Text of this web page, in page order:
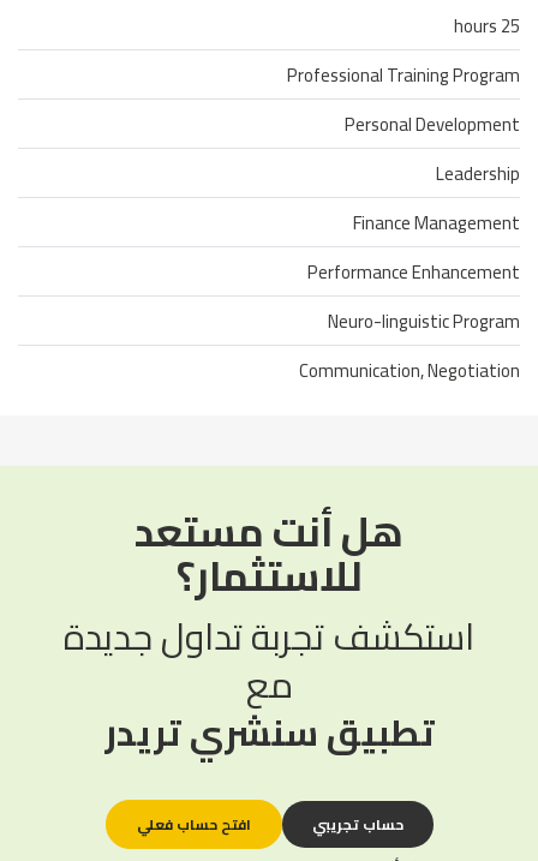
25 hours
Professional Training Program
Personal Development
Leadership
Finance Management
Performance Enhancement
Neuro-linguistic Program
Communication, Negotiation
هل أنت مستعد
للاستثمار؟
استكشف تجربة تداول جديدة
مع
تطبيق سنشري تريدر
حساب تجريبي
افتح حساب فعلي